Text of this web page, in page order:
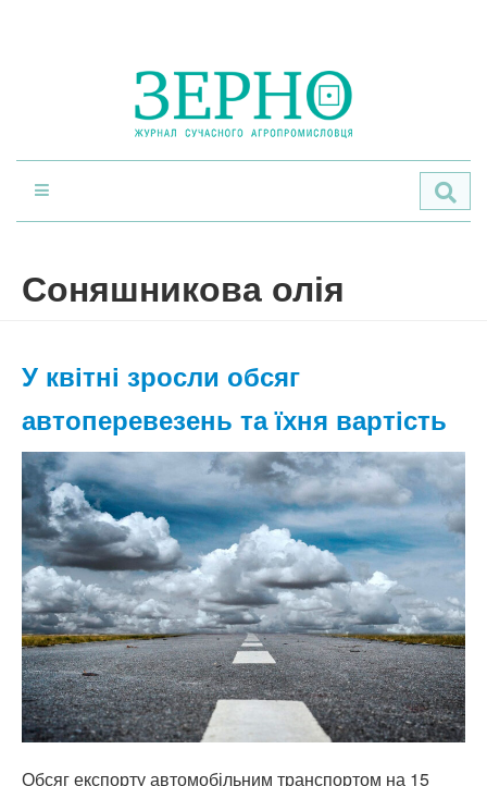
Соняшникова олія
У квітні зросли обсяг
автоперевезень та їхня вартість
Обсяг експорту автомобільним транспортом на 15